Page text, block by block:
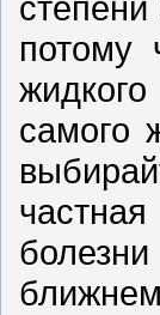
потому
самого